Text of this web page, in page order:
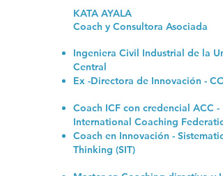
KATA AYALA
Coach y Consultora Asociada
Ingeniera Civil Industrial de la
Central
Ex -Directora de Innovación -
Coach ICF con credencial ACC -
International Coaching
Coach en Innovación - Sistematic
Thinking (SIT)